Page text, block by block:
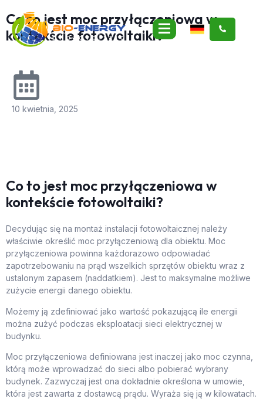
Co to jest moc przyłączeniowa w
kontekście fotowoltaiki?
10 kwietnia, 2025
Co to jest moc przyłączeniowa w
kontekście fotowoltaiki?
Decydując się na montaż instalacji fotowoltaicznej należy
właściwie określić moc przyłączeniową dla obiektu. Moc
przyłączeniowa powinna każdorazowo odpowiadać
zapotrzebowaniu na prąd wszelkich sprzętów obiektu wraz z
ustalonym zapasem (naddatkiem). Jest to maksymalne możliwe
zużycie energii danego obiektu.
Możemy ją zdefiniować jako wartość pokazującą ile energii
można zużyć podczas eksploatacji sieci elektrycznej w
budynku.
Moc przyłączeniowa definiowana jest inaczej jako moc czynna,
którą może wprowadzać do sieci albo pobierać wybrany
budynek. Zazwyczaj jest ona dokładnie określona w umowie,
która jest zawarta z dostawcą prądu. Wyraża się ją w kilowatach.